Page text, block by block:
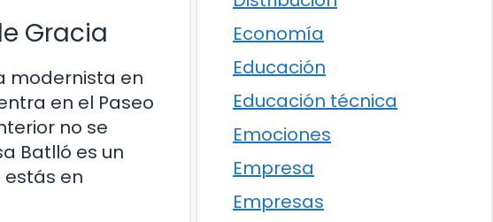
Gracia
modernista en
en el Paseo
no se
Batlló es un
en
Economía
Educación
Educación técnica
Emociones
Empresa
Empresas